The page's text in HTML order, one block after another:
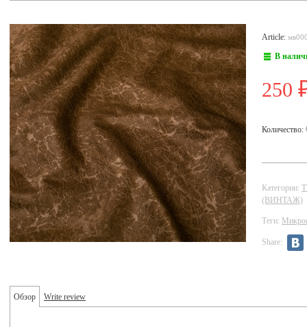
Article:
В
250
Количество:
Категории:
(ВИНТАЖ)
Теги:
Share:
Обзор Write review